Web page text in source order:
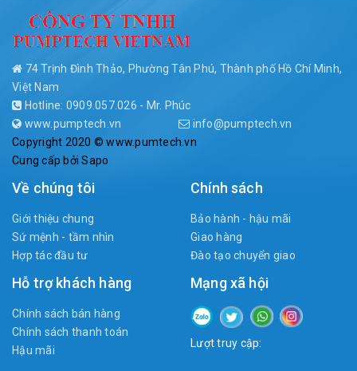
74 Trịnh Đình Thảo, Phường Tân Phú, Thành phố Hồ Chí Minh,
Việt Nam
Hotline: 0909.057.026 - Mr. Phúc
www.pumptech.vn
info@pumptech.vn
Copyright 2020 © www.pumtech.vn
Cung cấp bởiSapo
Về chúng tôi
Giới thiệu chung
Sứ mệnh - tầm nhìn
Hợp tác đầu tư
Chính sách
Bảo hành - hậu mãi
Giao hàng
Đào tạo chuyển giao
Hỗ trợ khách hàng
Chính sách bán hàng
Chính sách thanh toán
Hậu mãi
Mạng xã hội
Lượt truy cập: